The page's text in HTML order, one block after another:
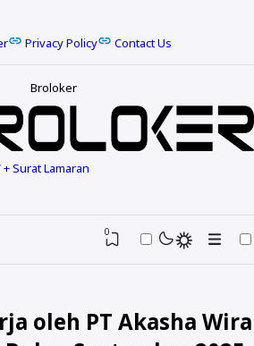
Privacy Policy Contact Us
Broloker
Surat Lamaran
0
oleh PT Akasha Wira